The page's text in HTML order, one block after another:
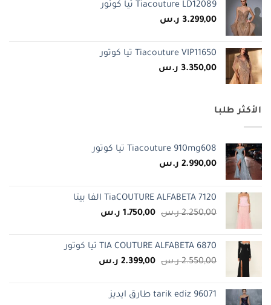
Tiacouture LD12089 تيا كوتور
3.299,00 ر.س
Tiacouture VIP11650 تيا كوتور
3.350,00 ر.س
الأكثر طلبا
Tiacouture 910mg608 تيا كوتور
2.990,00 ر.س
TiaCOUTURE ALFABETA 7120 الفا بيتا
2.250,00 ر.س السعر
2.250,00 ر.س.
1.750,00 ر.سالسعر
1.750,00 ر.س.TIA COUTURE ALFABETA 6870 تيا كوتور
2.550,00 ر.س السعر
2.550,00 ر.س.
2.399,00 ر.سالسعر
tarik ediz 96071 طارق ايديز